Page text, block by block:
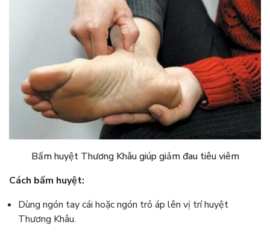
Bấm huyệt Thương Khâu giúp giảm đau tiêu viêm
Cách bấm huyệt:
Dùng ngón tay cái hoặc ngón trỏ áp lên vị trí huyệt
Thương Khâu.